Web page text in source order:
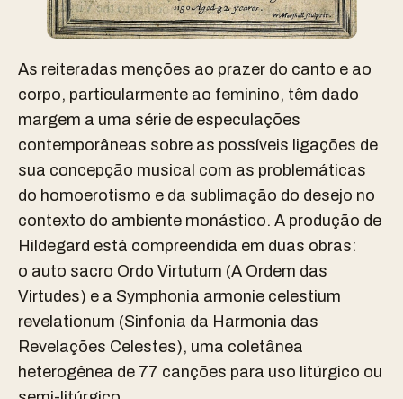
As reiteradas menções ao prazer do canto e ao
corpo, particularmente ao feminino, têm dado
margem a uma série de especulações
contemporâneas sobre as possíveis ligações de
sua concepção musical com as problemáticas
do homoerotismo e da sublimação do desejo no
contexto do ambiente monástico. A produção de
Hildegard está compreendida em duas obras:
o auto sacro Ordo Virtutum (A Ordem das
Virtudes) e a Symphonia armonie celestium
revelationum (Sinfonia da Harmonia das
Revelações Celestes), uma coletânea
heterogênea de 77 canções para uso litúrgico ou